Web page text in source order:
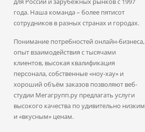
года. Наша команда – более пятисот
сотрудников в разных странах и городах.
Понимание потребностей онлайн-бизнеса,
опыт взаимодействия с тысячами
клиентов, высокая квалификация
персонала, собственные «ноу-хау» и
хороший объём заказов позволяют веб-
студии Мегагрупп.ру предлагать услуги
высокого качества по удивительно низким
и «вкусным» ценам.